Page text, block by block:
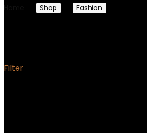
Shop Fashion
Filter